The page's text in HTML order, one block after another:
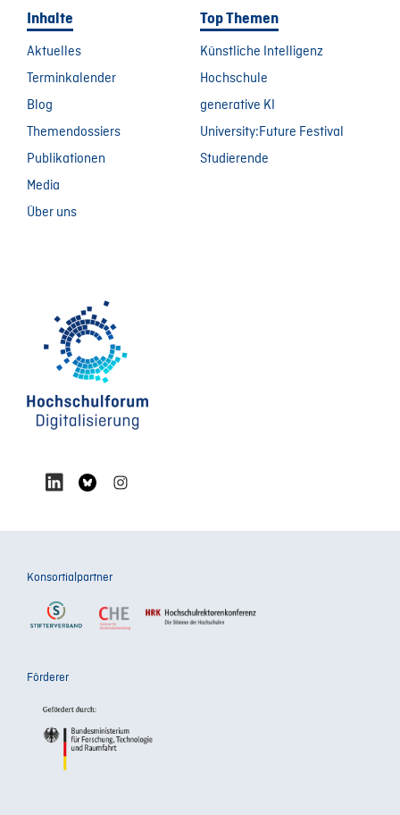
Inhalte
Aktuelles
Terminkalender
Blog
Themendossiers
Publikationen
Media
Über uns
Top Themen
Künstliche Intelligenz
Hochschule
generative KI
University:Future Festival
Studierende
Konsortialpartner
Förderer